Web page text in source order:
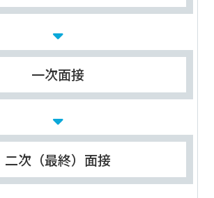
一次面接
二次（最終）面接